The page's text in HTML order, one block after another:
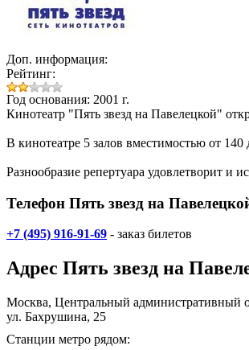
Доп. информация:
Рейтинг:
Год основания: 2001 г.
Кинотеатр "Пять звезд на Павелецкой"
В кинотеатре 5 залов вместимостью от
Разнообразие репертуара удовлетворит
Телефон Пять звезд на
+7 (495) 916-91-69 - заказ билетов
Адрес Пять звезд на
Москва, Центральный административный
ул. Бахрушина, 25
Станции метро рядом: